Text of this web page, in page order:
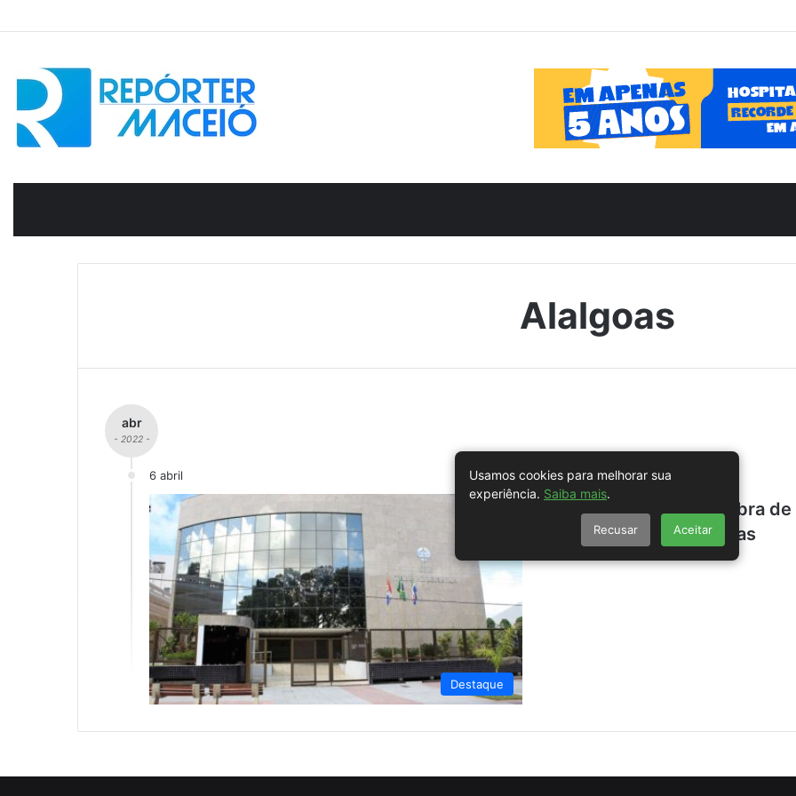
Alalgoas
abr
- 2022 -
6 abril
Destaque
Justiça determina quebra
Campestre e produtoras
Usamos cookies para melhorar sua
experiência. Saiba mais.
Recusar Aceitar